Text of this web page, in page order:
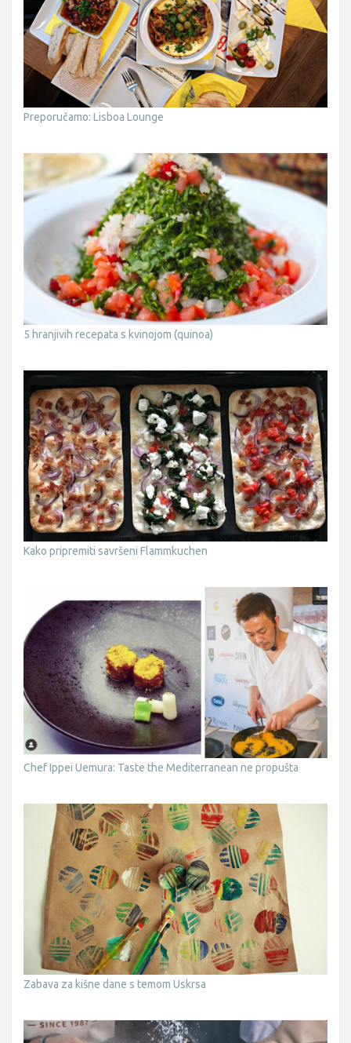
Preporučamo: Lisboa Lounge
5 hranjivih recepata s kvinojom (quinoa)
Kako pripremiti savršeni Flammkuchen
Chef Ippei Uemura: Taste the Mediterranean ne propušta
Zabava za kišne dane s temom Uskrsa